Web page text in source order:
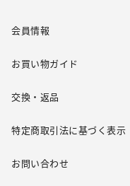
会員情報
お買い物ガイド
交換・返品
特定商取引法に基づく表示
お問い合わせ